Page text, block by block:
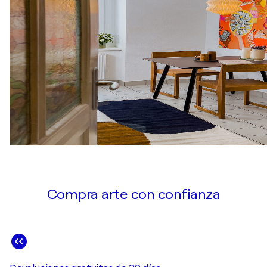
Compra arte con confianza